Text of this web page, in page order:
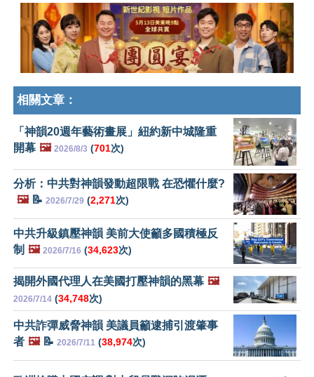
相關文章：
「神韻20週年藝術畫展」紐約新中城隆重
開幕 🖼️ 2026/8/3 (701次)
分析：中共對神韻發動超限戰 在恐懼什麼?
🖼️📝 2026/7/29 (2,271次)
中共升級鎮壓神韻 美前大使籲多國積極反
制 🖼️ 2026/7/16 (34,623次)
揭開外國代理人在美國打壓神韻的黑幕 🖼️
2026/7/14 (34,748次)
中共詐彈威脅神韻 美議員籲逮捕引渡肇事
者 🖼️📝 2026/7/11 (38,974次)